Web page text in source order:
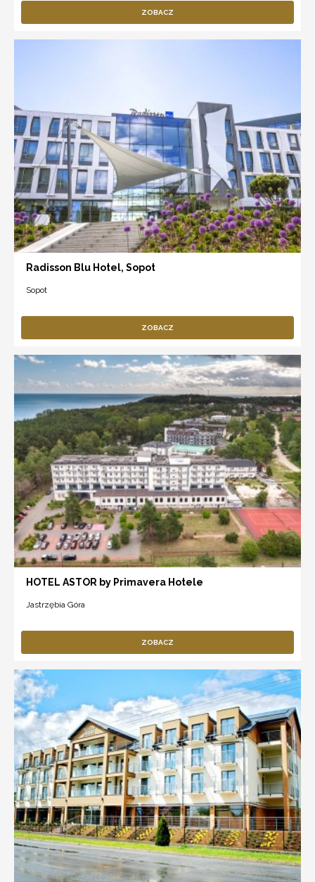
ZOBACZ
Radisson Blu Hotel, Sopot
Sopot
ZOBACZ
HOTEL ASTOR by Primavera Hotele
Jastrzębia Góra
ZOBACZ